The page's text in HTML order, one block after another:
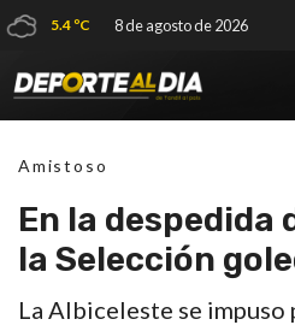
5.4 ºC 8 de agosto de 2026
Amistoso
En la despedida
la Selección
La Albiceleste se impuso